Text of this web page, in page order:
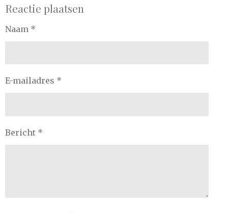
Reactie plaatsen
Naam *
E-mailadres *
Bericht *